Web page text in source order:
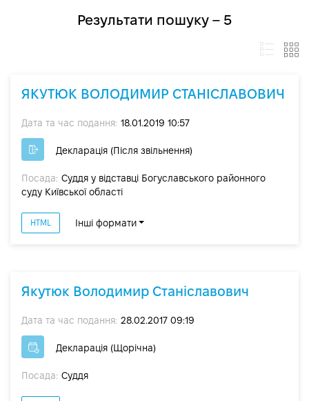
Результати пошуку – 5
ЯКУТЮК ВОЛОДИМИР СТАНІСЛАВОВИЧ
Дата та час подання: 18.01.2019 10:57
Декларація (Після звільнення)
Посада: Суддя у відставці Богуславського районного
суду Київської області
HTML Інші формати
Якутюк Володимир Станіславович
Дата та час подання: 28.02.2017 09:19
Декларація (Щорічна)
Посада: Суддя